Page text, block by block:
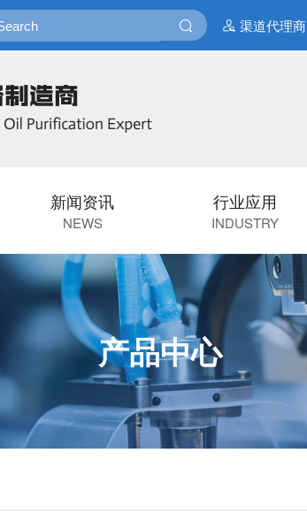
渠道代理商
新闻资讯
NEWS
行业应用
INDUSTRY
产品中心